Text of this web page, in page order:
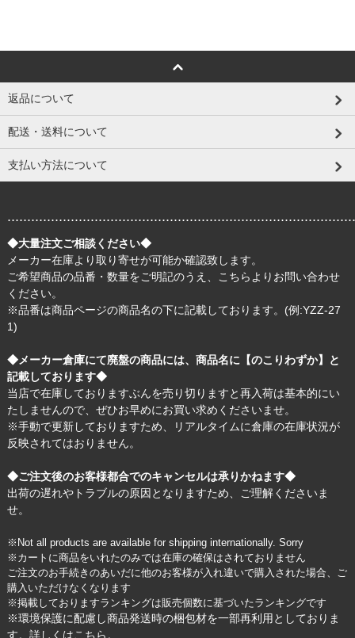
返品について
配送・送料について
支払い方法について
◆大量注文ご相談ください◆
メーカー在庫より取り寄せが可能か確認致します。
ご希望商品の品番・数量をご明記のうえ、
こちら よりお問い合わせ
ください。
※品番は商品ページの商品名の下に記載しております。(例:YZZ-27
1)
◆メーカー倉庫にて廃盤の商品には、商品名に【のこりわずか】と
記載しております◆
当店で在庫しておりますぶんを売り切りますと再入荷は基本的にい
たしませんので、ぜひお早めにお買い求めくださいませ。
※手動で更新しておりますため、リアルタイムに倉庫の在庫状況が
反映されてはおりません。
◆ご注文後のお客様都合でのキャンセルは承りかねます◆
出荷の遅れやトラブルの原因となりますため、ご理解くださいま
せ。
※Not all products are available for shipping internationally. Sorry
※カートに商品をいれたのみでは在庫の確保はされておりません
ご注文のお手続きのあいだに他のお客様が入れ違いで購入された場合、ご
購入いただけなくなります
※掲載しておりますランキングは販売個数に基づいたランキングです
※環境保護に配慮し商品発送時の梱包材を一部再利用としておりま
す。詳しくはこちら 。